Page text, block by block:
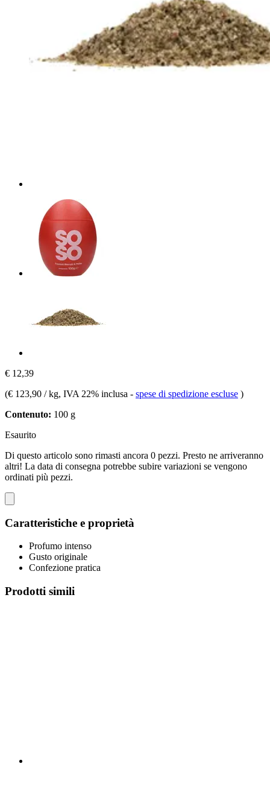
€ 12,39
(€ 123,90 / kg, IVA 22% inclusa - spese di spedizione escluse )
Contenuto: 100 g
Esaurito
Di questo articolo sono rimasti ancora 0 pezzi. Presto ne arriveranno
altri! La data di consegna potrebbe subire variazioni se vengono
ordinati più pezzi.
Caratteristiche e proprietà
Profumo intenso
Gusto originale
Confezione pratica
Prodotti simili